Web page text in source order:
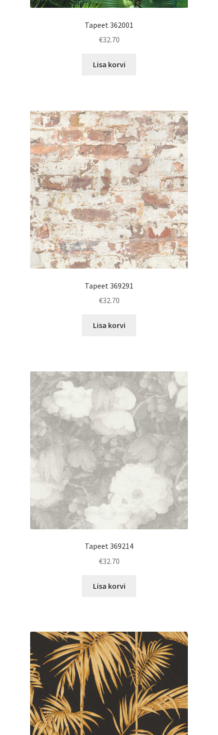
Tapeet 362001
€32.70
Lisa korvi
Tapeet 369291
€32.70
Lisa korvi
Tapeet 369214
€32.70
Lisa korvi